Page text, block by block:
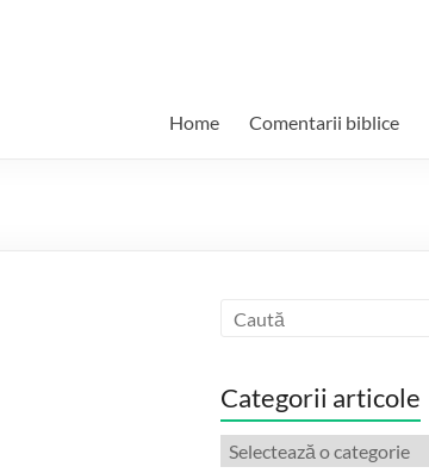
Home Comentarii biblice
Categorii articole
Categorii